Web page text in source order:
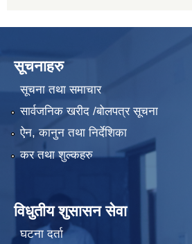
सूचनाहरु
सूचना तथा समाचार
सार्वजनिक खरीद /बोलपत्र सूचना
ऐन, कानुन तथा निर्देशिका
कर तथा शुल्कहरु
विधुतीय शुसासन सेवा
घटना दर्ता